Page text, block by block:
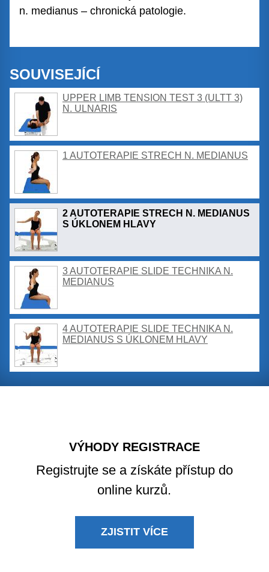
n. medianus – chronická patologie.
SOUVISEJÍCÍ
UPPER LIMB TENSION TEST 3 (ULTT 3)
N. ULNARIS
1 AUTOTERAPIE STRECH N. MEDIANUS
2 AUTOTERAPIE STRECH N. MEDIANUS
S ÚKLONEM HLAVY
3 AUTOTERAPIE SLIDE TECHNIKA N.
MEDIANUS
4 AUTOTERAPIE SLIDE TECHNIKA N.
MEDIANUS S ÚKLONEM HLAVY
VÝHODY REGISTRACE
Registrujte se a získáte přístup do
online kurzů.
ZJISTIT VÍCE